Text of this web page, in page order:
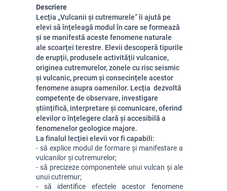
Descriere
Lecția „Vulcanii și cutremurele” îi ajută pe
elevi să înțeleagă modul în care se formează
și se manifestă aceste fenomene naturale
ale scoarței terestre. Elevii descoperă tipurile
de erupții, produsele activității vulcanice,
originea cutremurelor, zonele cu risc seismic
și vulcanic, precum și consecințele acestor
fenomene asupra oamenilor. Lecția dezvoltă
competențe de observare, investigare
științifică, interpretare și comunicare, oferind
elevilor o înțelegere clară și accesibilă a
fenomenelor geologice majore.
La finalul lecției elevii vor fi capabili:
- să explice modul de formare și manifestare a
vulcanilor și cutremurelor;
- să precizeze componentele unui vulcan și ale
unui cutremur;
- să identifice efectele acestor fenomene